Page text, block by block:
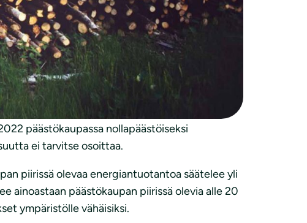
ole sujunut niin nopeasti kuin olisi voinut
päästökaupassa nollapäästöiseksi
ei tarvitse osoittaa.
piirissä olevaa energiantuotantoa säätelee yli
ainoastaan päästökaupan piirissä olevia alle 20
ympäristölle vähäisiksi.